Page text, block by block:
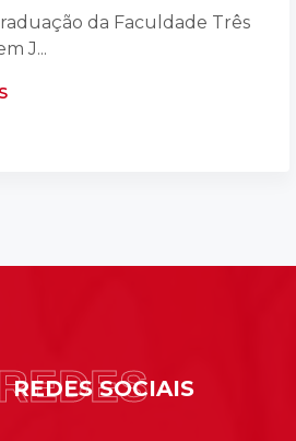
da Faculdade Três
J...
REDES SOCIAIS
REDES